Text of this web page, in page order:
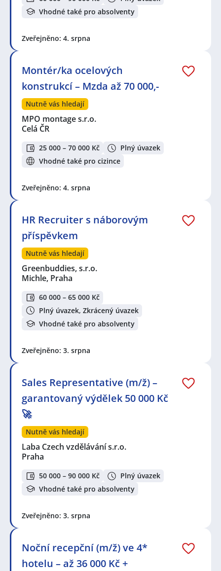
Vhodné také pro absolventy
Zveřejněno: 4. srpna
Montér/ka ocelových
konstrukcí – Mzda až 70 000,-
Nutně vás hledají
MPO montage s.r.o.
Celá ČR
25 000 – 70 000 Kč
Plný úvazek
Vhodné také pro cizince
Zveřejněno: 4. srpna
HR Recruiter s náborovým
příspěvkem
Nutně vás hledají
Greenbuddies, s.r.o.
Michle, Praha
60 000 – 65 000 Kč
Plný úvazek, Zkrácený úvazek
Vhodné také pro absolventy
Zveřejněno: 3. srpna
Sales Representative (m/ž) –
garantovaný výdělek 50 000 Kč
🚀
Nutně vás hledají
Laba Czech vzdělávání s.r.o.
Praha
50 000 – 90 000 Kč
Plný úvazek
Vhodné také pro absolventy
Zveřejněno: 3. srpna
Noční recepční (m/ž) ve 4*
hotelu – až 36 000 Kč +